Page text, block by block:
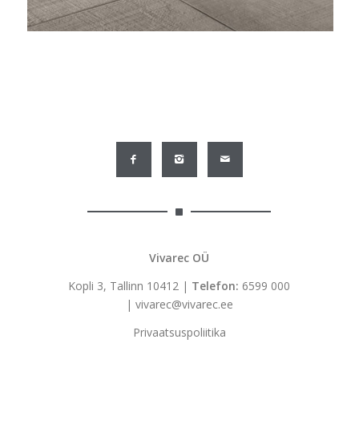
Vivarec OÜ
Kopli 3, Tallinn 10412 | Telefon: 6599 000
| vivarec@vivarec.ee
Privaatsuspoliitika